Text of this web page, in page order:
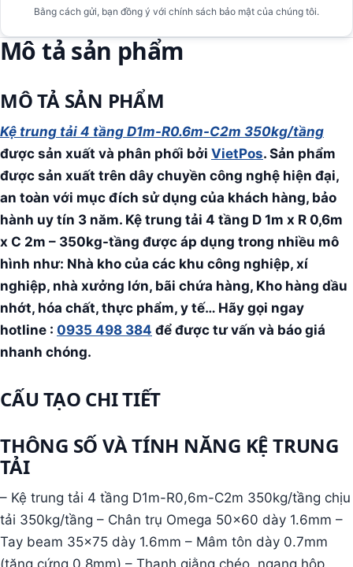
Bằng cách gửi, bạn đồng ý với chính sách bảo mật của chúng tôi.
Mô tả sản phẩm
MÔ TẢ SẢN PHẨM
Kệ trung tải 4 tầng D1m-R0.6m-C2m 350kg/tầng
được sản xuất và phân phối bởi VietPos. Sản phẩm
được sản xuất trên dây chuyền công nghệ hiện đại,
an toàn với mục đích sử dụng của khách hàng, bảo
hành uy tín 3 năm. Kệ trung tải 4 tầng D 1m x R 0,6m
x C 2m – 350kg-tầng được áp dụng trong nhiều mô
hình như: Nhà kho của các khu công nghiệp, xí
nghiệp, nhà xưởng lớn, bãi chứa hàng, Kho hàng dầu
nhớt, hóa chất, thực phẩm, y tế… Hãy gọi ngay
hotline : 0935 498 384 để được tư vấn và báo giá
nhanh chóng.
CẤU TẠO CHI TIẾT
THÔNG SỐ VÀ TÍNH NĂNG KỆ TRUNG
TẢI
– Kệ trung tải 4 tầng D1m-R0,6m-C2m 350kg/tầng chịu
tải 350kg/tầng – Chân trụ Omega 50×60 dày 1.6mm –
Tay beam 35×75 dày 1.6mm – Mâm tôn dày 0.7mm